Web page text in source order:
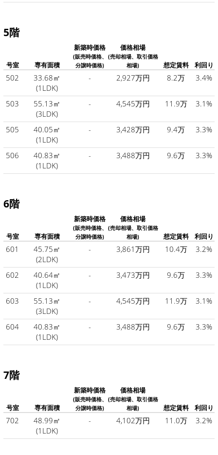
5階
号室 専有面積
新築時価格
(販売時価格、
分譲時価格)
価格相場
(売却相場、取引価格
相場)
想定賃料 利回り
502
33.68㎡
(1LDK)
- 2,927万円 8.2万 3.4%
503
55.13㎡
(3LDK)
- 4,545万円 11.9万 3.1%
505
40.05㎡
(1LDK)
- 3,428万円 9.4万 3.3%
506
40.83㎡
(1LDK)
- 3,488万円 9.6万 3.3%
6階
号室 専有面積
新築時価格
(販売時価格、
分譲時価格)
価格相場
(売却相場、取引価格
相場)
想定賃料 利回り
601
45.75㎡
(2LDK)
- 3,861万円 10.4万 3.2%
602
40.64㎡
(1LDK)
- 3,473万円 9.6万 3.3%
603
55.13㎡
(3LDK)
- 4,545万円 11.9万 3.1%
604
40.83㎡
(1LDK)
- 3,488万円 9.6万 3.3%
7階
号室 専有面積
新築時価格
(販売時価格、
分譲時価格)
価格相場
(売却相場、取引価格
相場)
想定賃料 利回り
702
48.99㎡
(1LDK)
- 4,102万円 11.0万 3.2%